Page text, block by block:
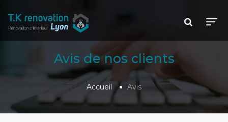
Avis de nos clients
Accueil Avis